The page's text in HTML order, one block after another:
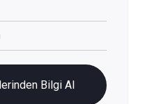
Bilgi Al